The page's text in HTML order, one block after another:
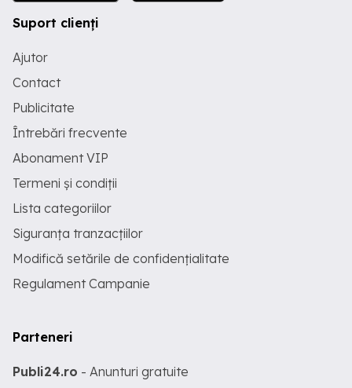
Suport clienți
Ajutor
Contact
Publicitate
Întrebări frecvente
Abonament VIP
Termeni și condiții
Lista categoriilor
Siguranța tranzacțiilor
Modifică setările de confidențialitate
Regulament Campanie
Parteneri
Publi24.ro - Anunturi gratuite